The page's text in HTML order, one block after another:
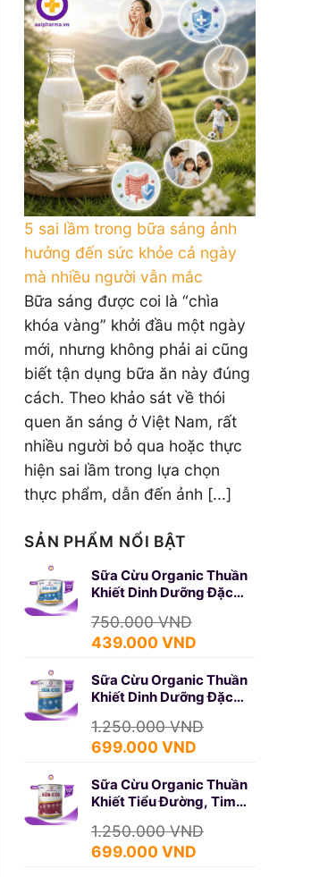
5 sai lầm trong bữa sáng ảnh
hưởng đến sức khỏe cả ngày
mà nhiều người vẫn mắc
Bữa sáng được coi là “chìa
khóa vàng” khởi đầu một ngày
mới, nhưng không phải ai cũng
biết tận dụng bữa ăn này đúng
cách. Theo khảo sát về thói
quen ăn sáng ở Việt Nam, rất
nhiều người bỏ qua hoặc thực
hiện sai lầm trong lựa chọn
thực phẩm, dẫn đến ảnh [...]
SẢN PHẨM NỔI BẬT
Sữa Cừu Organic Thuần
Khiết Dinh Dưỡng Đặc
750.000VND
Giá
là:
750.000 VND.
439.000 VND
tại
là:
439.000 VND.
Sữa Cừu Organic Thuần
Khiết Dinh Dưỡng Đặc
1.250.000VND
Giá
là:
1.250.000 VND.
699.000 VND
tại
là:
699.000 VND.
Sữa Cừu Organic Thuần
Khiết Tiểu Đường, Tim
1.250.000VND
Giá
699.000 VND